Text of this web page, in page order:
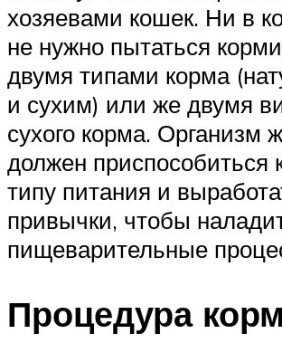
хозяевами кошек. Ни в
не нужно пытаться
двумя типами корма
и сухим) или же двумя
сухого корма. Организм
должен приспособиться
типу питания и
привычки, чтобы
пищеварительные
Процедура